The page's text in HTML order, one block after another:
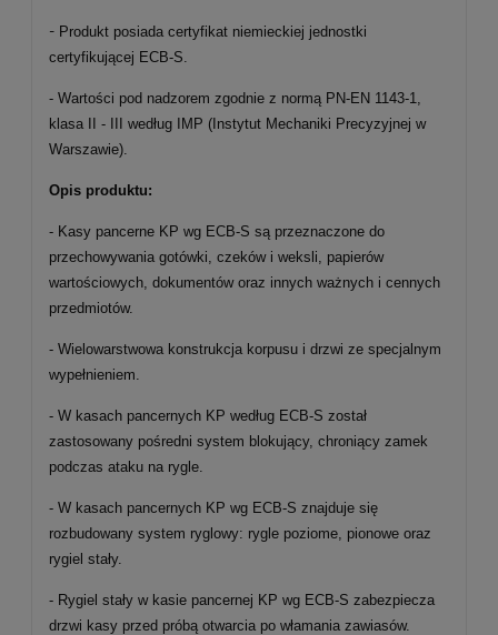
- Produkt posiada certyfikat niemieckiej jednostki
certyfikującej ECB-S.
- Wartości pod nadzorem zgodnie z normą PN-EN 1143-1,
klasa II - III według IMP (Instytut Mechaniki Precyzyjnej w
Warszawie).
Opis produktu:
- Kasy pancerne KP wg ECB-S są przeznaczone do
przechowywania gotówki, czeków i weksli, papierów
wartościowych, dokumentów oraz innych ważnych i cennych
przedmiotów.
- Wielowarstwowa konstrukcja korpusu i drzwi ze specjalnym
wypełnieniem.
- W kasach pancernych KP według ECB-S został
zastosowany pośredni system blokujący, chroniący zamek
podczas ataku na rygle.
- W kasach pancernych KP wg ECB-S znajduje się
rozbudowany system ryglowy: rygle poziome, pionowe oraz
rygiel stały.
- Rygiel stały w kasie pancernej KP wg ECB-S zabezpiecza
drzwi kasy przed próbą otwarcia po włamania zawiasów.